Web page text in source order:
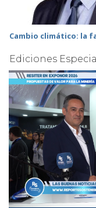
Cambio climático: la
Ediciones